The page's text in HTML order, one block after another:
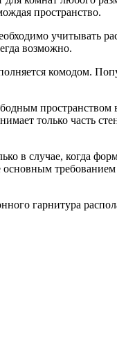
пространство.
учитывать
возможно.
комодом.
пространством
только часть
в случае, когда
гарнитура